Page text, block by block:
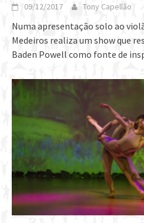
09/12/2017 Tony Capellão
Numa apresentação solo ao
Medeiros realiza um show que
Baden Powell como fonte de